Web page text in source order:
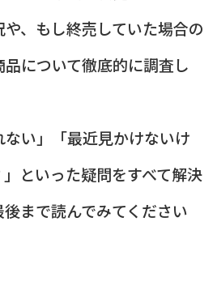
、もし終売していた場合の
について徹底的に調査し
ない」「最近見かけないけ
といった疑問をすべて解決
まで読んでみてください